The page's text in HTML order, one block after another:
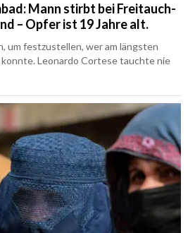
Mann stirbt bei Freitauch-
– Opfer ist 19 Jahre alt.
um festzustellen, wer am längsten
Leonardo Cortese tauchte nie